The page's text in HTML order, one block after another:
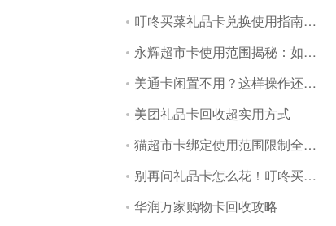
叮咚买菜礼品卡兑换使用指南：流程+注意事项全解析
永辉超市卡使用范围揭秘：如何充分利用与回收省钱
美通卡闲置不用？这样操作还能回点血！
美团礼品卡回收超实用方式
猫超市卡绑定使用范围限制全解析：这些细节你必须知道！
别再问礼品卡怎么花！叮咚买菜礼品卡使用全攻略来了
华润万家购物卡回收攻略